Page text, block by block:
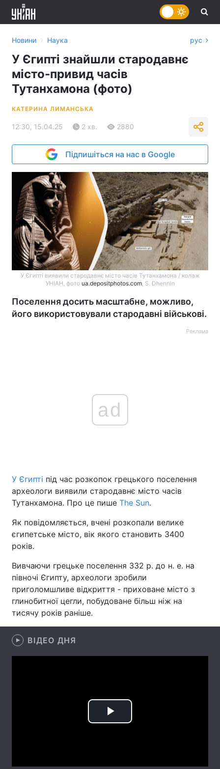
Головна Війна
Україна Політика
Економіка Світ
Спорт
Техно і зв'язок Лайт
Зброя Інциденти
Здоров'я
Цікавинки
Екологія Регіони
Новини › Наука рус
У Єгипті знайшли стародавнє
місто-привид часів
Тутанхамона (фото)
КАТЕРИНА ЛИМАНСЬКА
12:30, 15.04.25 2 хв. 2880
Підпишіться на нас в Google
У Єгипті виявили стародавнє місто часів Тутанхамона / колаж
УНІАН, фото ua.depositphotos.com, S. Dhennin
Поселення досить масштабне, можливо,
його використовували стародавні військові.
Реклама
ad
У Єгипті під час розкопок грецького поселення
археологи виявили стародавнє місто часів
Тутанхамона. Про це пише The Sun.
Як повідомляється, вчені розкопали велике
єгипетське місто, вік якого становить 3400
років.
Вивчаючи грецьке поселення 332 р. до н. е. на
півночі Єгипту, археологи зробили
приголомшливе відкриття - приховане місто з
глинобитної цегли, побудоване більш ніж на
тисячу років раніше.
ВІДЕО ДНЯ
Play